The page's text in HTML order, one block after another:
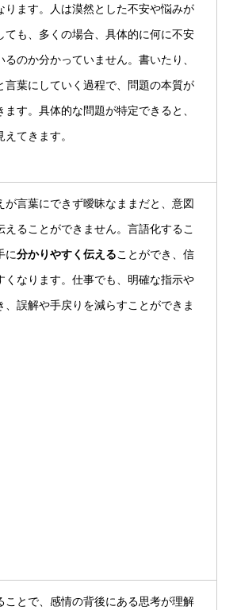
ります。人は漠然とした不安や悩みが
ても、多くの場合、具体的に何に不安
るのか分かっていません。書いたり、
言葉にしていく過程で、問題の本質が
ます。具体的な問題が特定できると、
てきます。
が言葉にできず曖昧なままだと、意図
えることができません。言語化するこ
に分かりやすく伝えることができ、信
くなります。仕事でも、明確な指示や
、誤解や手戻りを減らすことができま
ことで、感情の背後にある思考が理解